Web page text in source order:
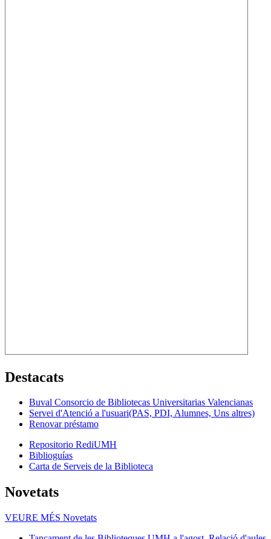
Destacats
Buval Consorcio de Bibliotecas Universitarias Valencianas
Servei d'Atenció a l'usuari(PAS, PDI, Alumnes, Uns altres)
Renovar préstamo
Repositorio RediUMH
Biblioguías
Carta de Serveis de la Biblioteca
Novetats
VEURE MÉS Novetats